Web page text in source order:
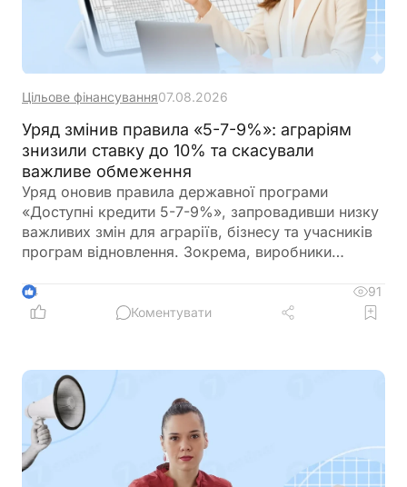
Цільове фінансування07.08.2026
Уряд змінив правила «5-7-9%»: аграріям
знизили ставку до 10% та скасували
важливе обмеження
Уряд оновив правила державної програми
«Доступні кредити 5-7-9%», запровадивши низку
важливих змін для аграріїв, бізнесу та учасників
програм відновлення. Зокрема, виробники
більше можливостей для фінансування
оборотного капіталу за нижчою ставкою, а з 1
4
91
Коментувати